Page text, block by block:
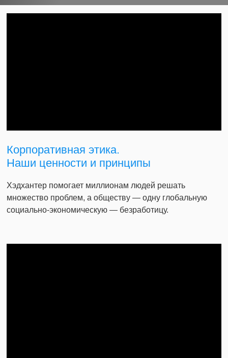
Корпоративная этика.
Наши ценности и принципы
Хэдхантер помогает миллионам людей решать
множество проблем, а обществу — одну глобальную
социально-экономическую — безработицу.